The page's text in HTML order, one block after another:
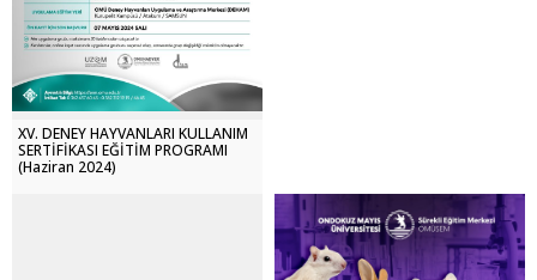
XV. DENEY HAYVANLARI KULLANIM
SERTİFİKASI EĞİTİM PROGRAMI
(Haziran 2024)